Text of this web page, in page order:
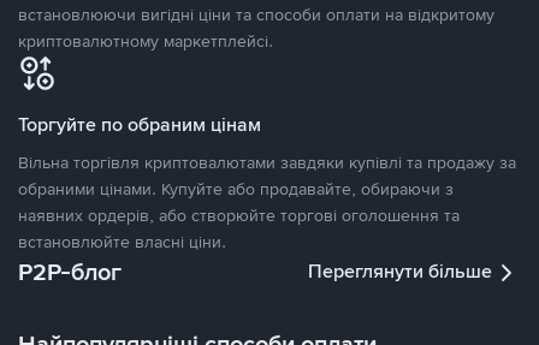
встановлюючи вигідні ціни та способи оплати на відкритому
криптовалютному маркетплейсі.
Торгуйте по обраним цінам
Вільна торгівля криптовалютами завдяки купівлі та продажу за
обраними цінами. Купуйте або продавайте, обираючи з
наявних ордерів, або створюйте торгові оголошення та
встановлюйте власні ціни.
P2P-блог Переглянути більше